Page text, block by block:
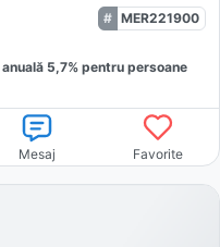
MER221900
anuală 5,7% pentru persoane
Mesaj Favorite